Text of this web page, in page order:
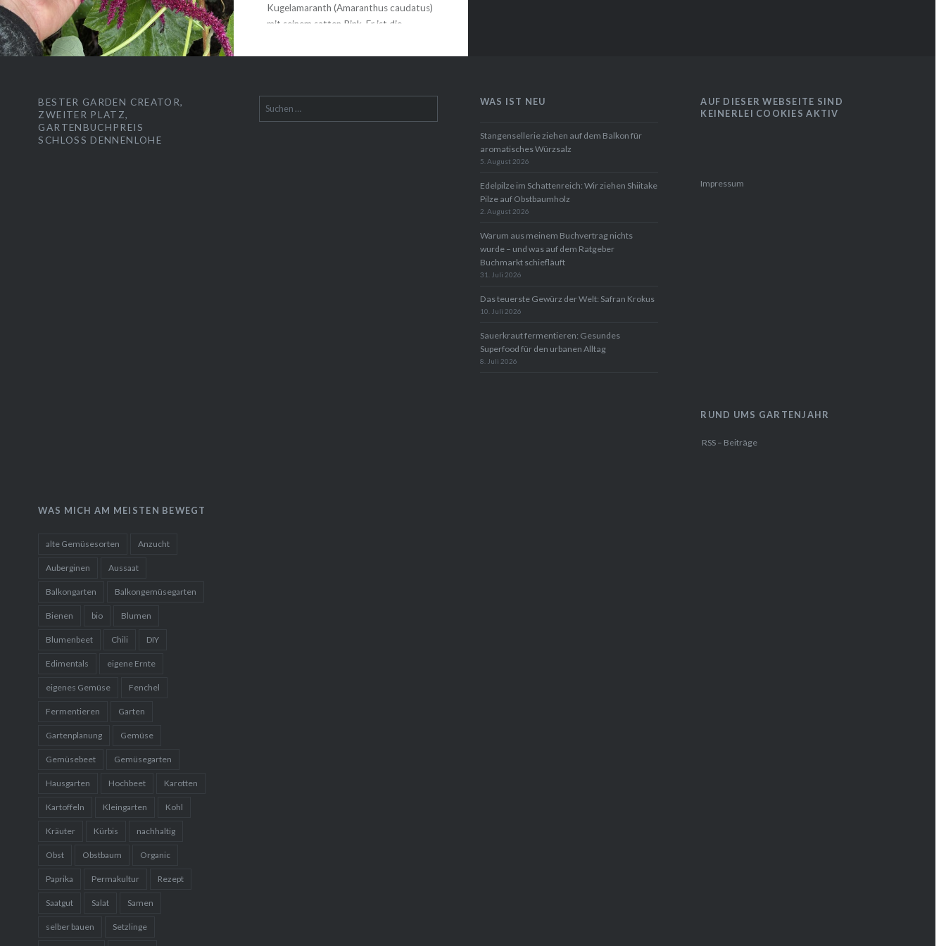
Kugelamaranth (Amaranthus caudatus)
mit seinem satten Pink. Er ist die
Pflanzengruppe. ganz einfach Amaranth
BESTER GARDEN CREATOR,
ZWEITER PLATZ,
GARTENBUCHPREIS
SCHLOSS DENNENLOHE
nach:
WAS IST NEU
Stangensellerie ziehen auf dem Balkon für
aromatisches Würzsalz
5. August 2026
Edelpilze im Schattenreich: Wir ziehen Shiitake
Pilze auf Obstbaumholz
2. August 2026
Warum aus meinem Buchvertrag nichts
wurde – und was auf dem Ratgeber
Buchmarkt schiefläuft
31. Juli 2026
Das teuerste Gewürz der Welt: Safran Krokus
10. Juli 2026
Sauerkraut fermentieren: Gesundes
Superfood für den urbanen Alltag
8. Juli 2026
AUF DIESER WEBSEITE SIND
KEINERLEI COOKIES AKTIV
Impressum
RUND UMS GARTENJAHR
RSS – Beiträge
WAS MICH AM MEISTEN BEWEGT
alte Gemüsesorten Anzucht
Auberginen Aussaat
Balkongarten Balkongemüsegarten
Bienen bio Blumen
Blumenbeet Chili DIY
Edimentals eigene Ernte
eigenes Gemüse Fenchel
Fermentieren Garten
Gartenplanung Gemüse
Gemüsebeet Gemüsegarten
Hausgarten Hochbeet Karotten
Kartoffeln Kleingarten Kohl
Kräuter Kürbis nachhaltig
Obst Obstbaum Organic
Paprika Permakultur Rezept
Saatgut Salat Samen
selber bauen Setzlinge